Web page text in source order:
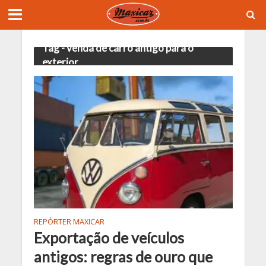
Tag - venda de carro antigo para o
exterior
REPÓRTER MAXICAR
Exportação de veículos
antigos: regras de ouro que